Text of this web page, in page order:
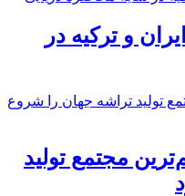
ایران و ترکیه در
مجتمع تولید